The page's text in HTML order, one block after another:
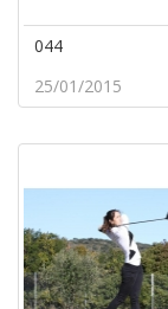
044
25/01/2015